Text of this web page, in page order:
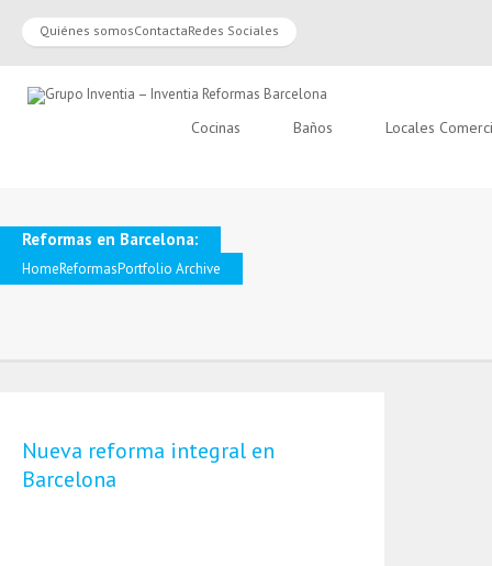
Quiénes somosContactaRedes Sociales
Cocinas Baños Locales
Reformas en Barcelona:
HomeReformasPortfolio Archive
Nueva reforma integral en
Barcelona